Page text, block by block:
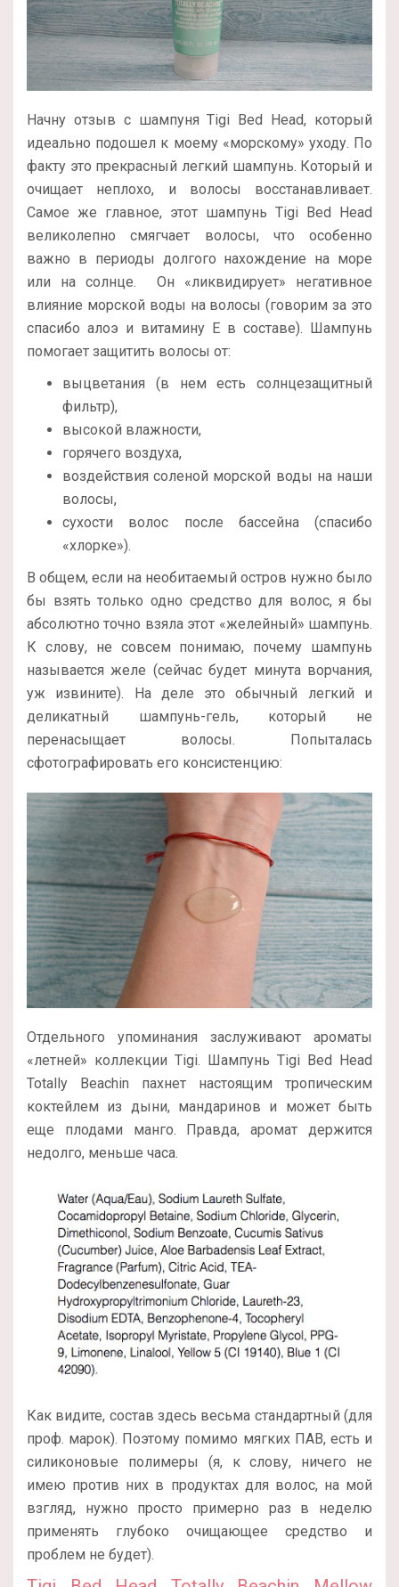
Начну отзыв с шампуня Tigi Bed Head, который
идеально подошел к моему «морскому» уходу. По
факту это прекрасный легкий шампунь. Который и
очищает неплохо, и волосы восстанавливает.
Самое же главное, этот шампунь Tigi Bed Head
великолепно смягчает волосы, что особенно
важно в периоды долгого нахождение на море
или на солнце. Он «ликвидирует» негативное
влияние морской воды на волосы (говорим за это
спасибо алоэ и витамину Е в составе). Шампунь
помогает защитить волосы от:
выцветания (в нем есть солнцезащитный
фильтр),
высокой влажности,
горячего воздуха,
воздействия соленой морской воды на наши
волосы,
сухости волос после бассейна (спасибо
«хлорке»).
В общем, если на необитаемый остров нужно было
бы взять только одно средство для волос, я бы
абсолютно точно взяла этот «желейный» шампунь.
К слову, не совсем понимаю, почему шампунь
называется желе (сейчас будет минута ворчания,
уж извините). На деле это обычный легкий и
деликатный шампунь-гель, который не
перенасыщает волосы. Попыталась
сфотографировать его консистенцию:
Отдельного упоминания заслуживают ароматы
«летней» коллекции Tigi. Шампунь Tigi Bed Head
Totally Beachin пахнет настоящим тропическим
коктейлем из дыни, мандаринов и может быть
еще плодами манго. Правда, аромат держится
недолго, меньше часа.
Как видите, состав здесь весьма стандартный (для
проф. марок). Поэтому помимо мягких ПАВ, есть и
силиконовые полимеры (я, к слову, ничего не
имею против них в продуктах для волос, на мой
взгляд, нужно просто примерно раз в неделю
применять глубоко очищающее средство и
проблем не будет).